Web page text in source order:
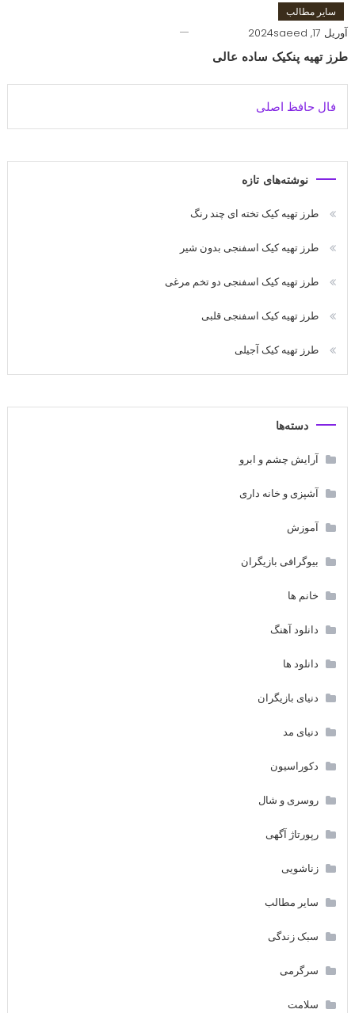
سایر مطالب
آوریل 17, 2024 saeed
طرز تهیه پنکیک ساده عالی
فال حافظ اصلی
نوشته‌های تازه
طرز تهیه کیک تخته ای چند رنگ
طرز تهیه کیک اسفنجی بدون شیر
طرز تهیه کیک اسفنجی دو تخم مرغی
طرز تهیه کیک اسفنجی قلبی
طرز تهیه کیک آجیلی
دسته‌ها
آرایش چشم و ابرو
آشپزی و خانه داری
آموزش
بیوگرافی بازیگران
خانم ها
دانلود آهنگ
دانلود ها
دنیای بازیگران
دنیای مد
دکوراسیون
روسری و شال
رپورتاژ آگهی
زناشویی
سایر مطالب
سبک زندگی
سرگرمی
سلامت